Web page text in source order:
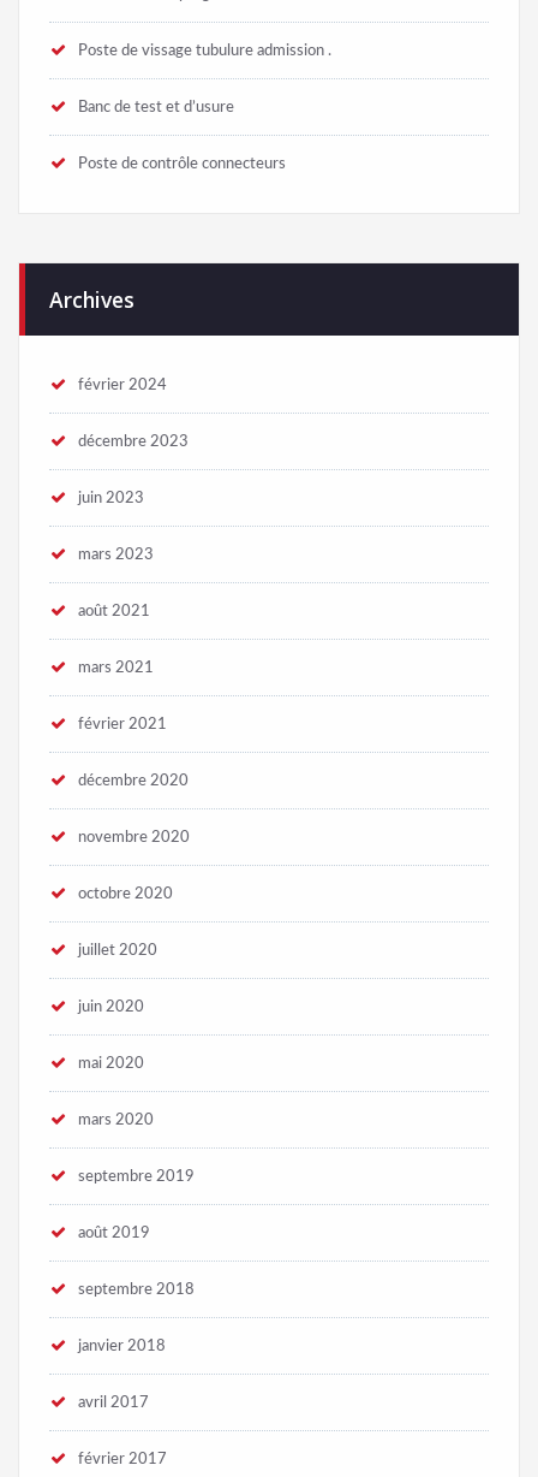
Poste de vissage tubulure admission .
Banc de test et d’usure
Poste de contrôle connecteurs
Archives
février 2024
décembre 2023
juin 2023
mars 2023
août 2021
mars 2021
février 2021
décembre 2020
novembre 2020
octobre 2020
juillet 2020
juin 2020
mai 2020
mars 2020
septembre 2019
août 2019
septembre 2018
janvier 2018
avril 2017
février 2017